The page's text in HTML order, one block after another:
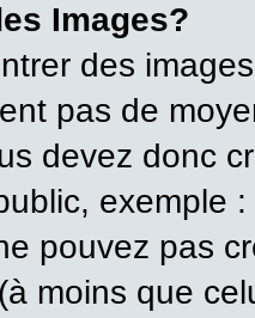
Images?
des
pas de
devez donc
exemple
pouvez pas
moins que